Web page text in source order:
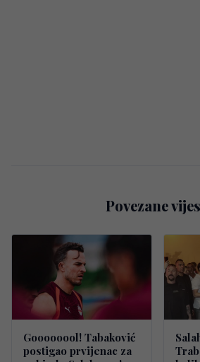
Povezane
Goooooool! Tabaković
postigao prvijenac za